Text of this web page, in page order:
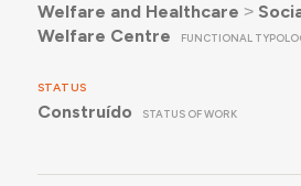
Welfare and Healthcare ˃
Welfare Centre
FUNCTIONAL
STATUS
Construído STATUS OF WORK